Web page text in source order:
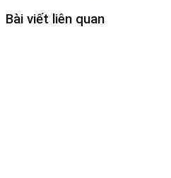
Bài viết liên quan